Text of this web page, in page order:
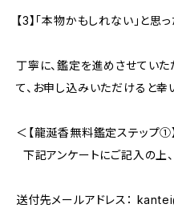
【3】「本物かもしれない」と思
丁寧に、鑑定を進めさせていた
て、お申し込みいただけると幸
＜【龍涎香無料鑑定ステップ①
下記アンケートにご記入の上
送付先メールアドレス：